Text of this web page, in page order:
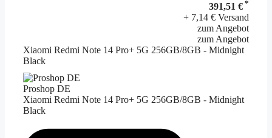
391,51 € *
+ 7,14 € Versand
zum Angebot
zum Angebot
Xiaomi Redmi Note 14 Pro+ 5G 256GB/8GB - Midnight
Black
Proshop DE
Xiaomi Redmi Note 14 Pro+ 5G 256GB/8GB - Midnight
Black